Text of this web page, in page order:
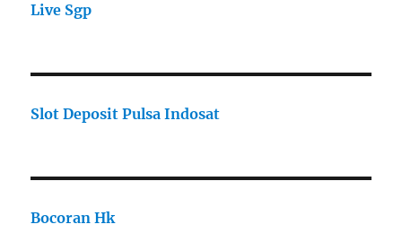
Live Sgp
Slot Deposit Pulsa Indosat
Bocoran Hk